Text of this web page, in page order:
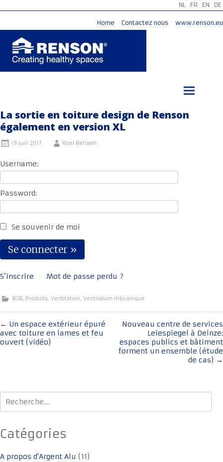
NL FR EN DE
Home Contactez nous www.renson.eu
La sortie en toiture design de Renson
également en version XL
19 juin 2017 Roel Berlaen
Username:
Password:
Se souvenir de moi
S’inscrire Mot de passe perdu ?
B2B, Produits, Ventilation, Ventilation mécanique
Navigation
de
← Un espace extérieur épuré
avec toiture en lames et feu
ouvert (vidéo)
Nouveau centre de services
Leiespiegel à Deinze:
espaces publics et bâtiment
forment un ensemble (étude
de cas) →
Rechercher :
Catégories
A propos d'Argent Alu (11)